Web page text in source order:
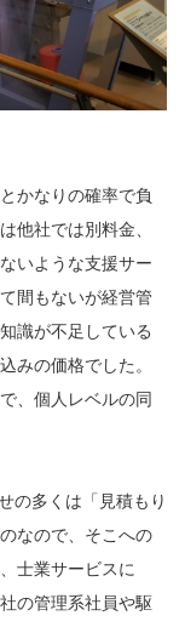
かなりの確率で負
他社では別料金、
いような支援サー
間もないが経営管
識が不足している
みの価格でした。
、個人レベルの同
の多くは「見積もり
なので、そこへの
士業サービスに
の管理系社員や駆